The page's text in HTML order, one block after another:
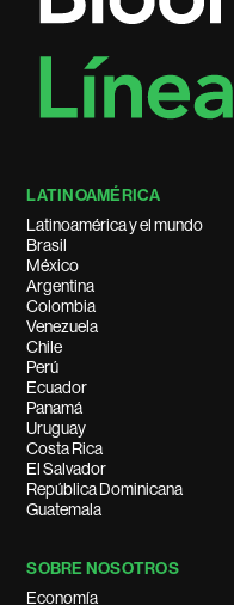
LATINOAMÉRICA
Latinoamérica y el mundo
Brasil
México
Argentina
Colombia
Venezuela
Chile
Perú
Ecuador
Panamá
Uruguay
Costa Rica
El Salvador
República Dominicana
Guatemala
SOBRE NOSOTROS
Economía